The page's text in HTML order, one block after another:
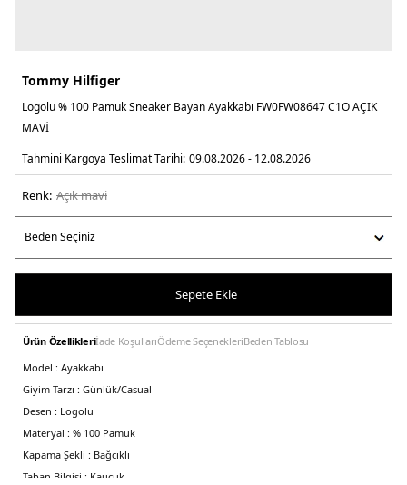
Tommy Hilfiger
Logolu % 100 Pamuk Sneaker Bayan Ayakkabı FW0FW08647 C1O AÇIK
MAVİ
Tahmini Kargoya Teslimat Tarihi: 09.08.2026 - 12.08.2026
Renk: açik mavi̇
Sepete Ekle
Ürün Özellikleriİade KoşullarıÖdeme SeçenekleriBeden Tablosu
Model : Ayakkabı
Giyim Tarzı : Günlük/Casual
Desen : Logolu
Materyal : % 100 Pamuk
Kapama Şekli : Bağcıklı
Taban Bilgisi : Kauçuk